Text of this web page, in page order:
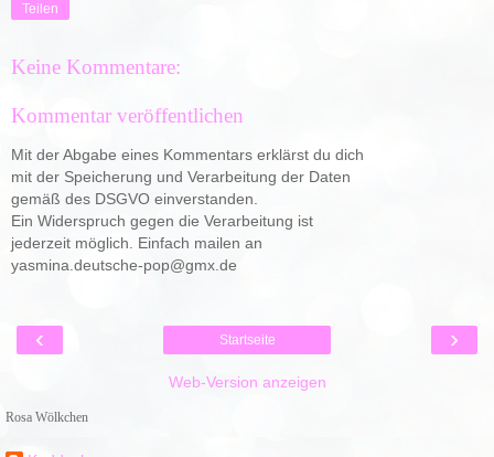
Teilen
Keine Kommentare:
Kommentar veröffentlichen
Mit der Abgabe eines Kommentars erklärst du dich
mit der Speicherung und Verarbeitung der Daten
gemäß des DSGVO einverstanden.
Ein Widerspruch gegen die Verarbeitung ist
jederzeit möglich. Einfach mailen an
yasmina.deutsche-pop@gmx.de
‹ ›
Startseite
Web-Version anzeigen
Rosa Wölkchen